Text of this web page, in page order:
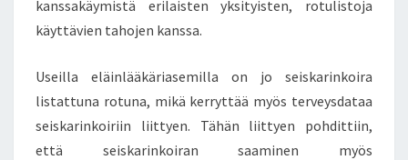
kanssakäymistä erilaisten yksityisten, rotulistoja
käyttävien tahojen kanssa.
Useilla eläinlääkäriasemilla on jo seiskarinkoira
listattuna rotuna, mikä kerryttää myös terveysdataa
seiskarinkoiriin liittyen. Tähän liittyen pohdittiin,
että seiskarinkoiran saaminen myös